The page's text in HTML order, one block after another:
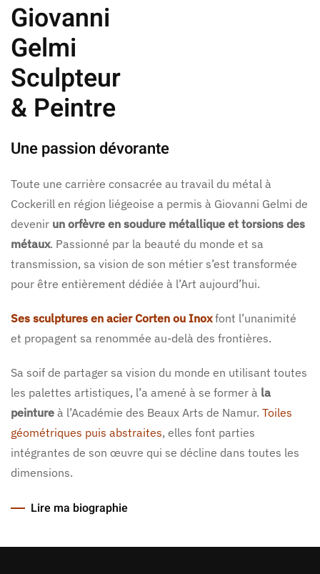
Giovanni
Gelmi
Sculpteur
& Peintre
Une passion dévorante
Toute une carrière consacrée au travail du métal à
Cockerill en région liégeoise a permis à Giovanni Gelmi de
devenir un orfèvre en soudure métallique et torsions des
métaux. Passionné par la beauté du monde et sa
transmission, sa vision de son métier s’est transformée
pour être entièrement dédiée à l’Art aujourd’hui.
Ses sculptures en acier Corten ou Inoxfont l’unanimité
et propagent sa renommée au-delà des frontières.
Sa soif de partager sa vision du monde en utilisant toutes
les palettes artistiques, l’a amené à se former à la
peinture à l’Académie des Beaux Arts de Namur. Toiles
géométriques puis abstraites, elles font parties
intégrantes de son œuvre qui se décline dans toutes les
dimensions.
Lire ma biographie